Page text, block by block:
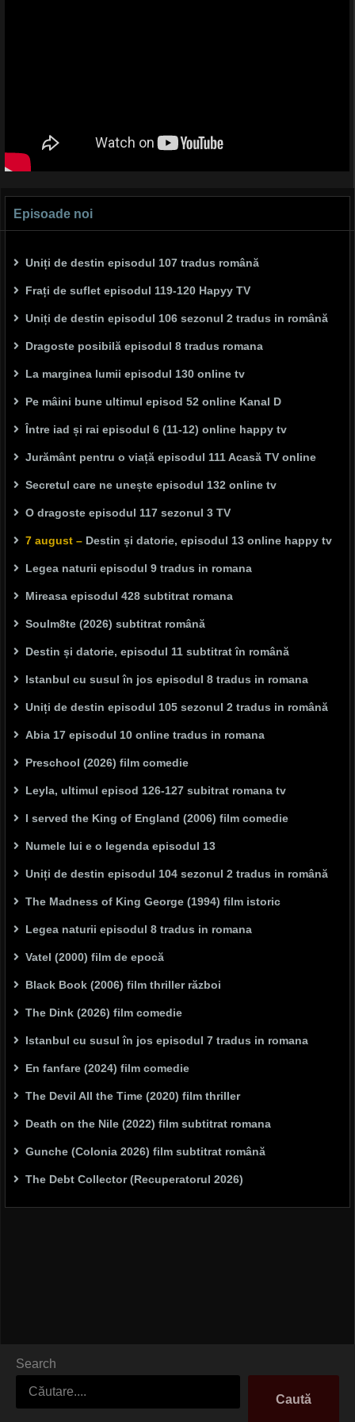
Episoade noi
Uniți de destin episodul 107 tradus română
Frați de suflet episodul 119-120 Hapyy TV
Uniți de destin episodul 106 sezonul 2 tradus in română
Dragoste posibilă episodul 8 tradus romana
La marginea lumii episodul 130 online tv
Pe mâini bune ultimul episod 52 online Kanal D
Între iad și rai episodul 6 (11-12) online happy tv
Jurământ pentru o viață episodul 111 Acasă TV online
Secretul care ne unește episodul 132 online tv
O dragoste episodul 117 sezonul 3 TV
7 august – Destin și datorie, episodul 13 online happy tv
Legea naturii episodul 9 tradus in romana
Mireasa episodul 428 subtitrat romana
Soulm8te (2026) subtitrat română
Destin și datorie, episodul 11 subtitrat în română
Istanbul cu susul în jos episodul 8 tradus in romana
Uniți de destin episodul 105 sezonul 2 tradus in română
Abia 17 episodul 10 online tradus in romana
Preschool (2026) film comedie
Leyla, ultimul episod 126-127 subitrat romana tv
I served the King of England (2006) film comedie
Numele lui e o legenda episodul 13
Uniți de destin episodul 104 sezonul 2 tradus in română
The Madness of King George (1994) film istoric
Legea naturii episodul 8 tradus in romana
Vatel (2000) film de epocă
Black Book (2006) film thriller război
The Dink (2026) film comedie
Istanbul cu susul în jos episodul 7 tradus in romana
En fanfare (2024) film comedie
The Devil All the Time (2020) film thriller
Death on the Nile (2022) film subtitrat romana
Gunche (Colonia 2026) film subtitrat română
The Debt Collector (Recuperatorul 2026)
Search
Caută